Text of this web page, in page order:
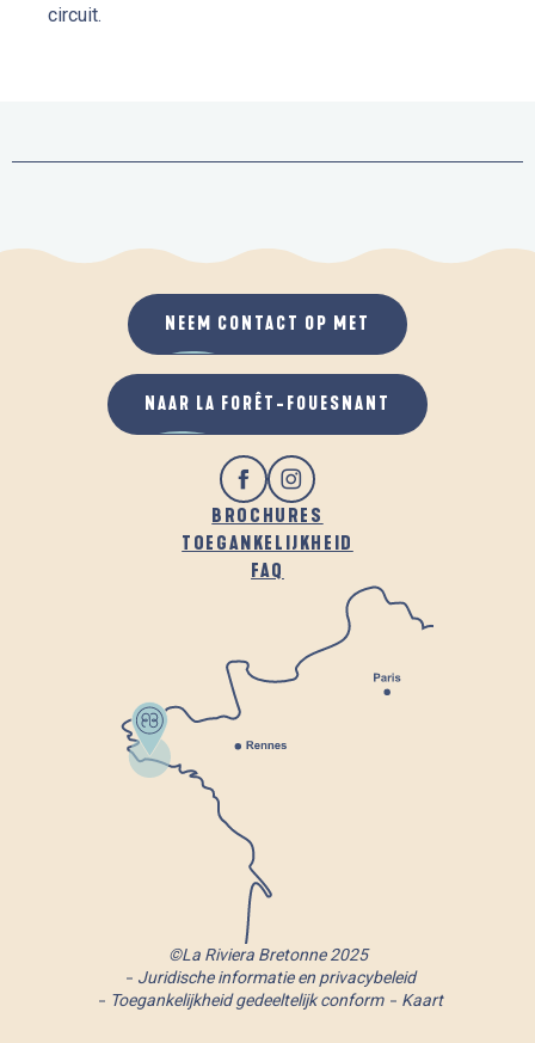
circuit.
BROCHURES
TOEGANKELIJKHEID
FAQ
NEEM CONTACT OP MET
NAAR LA FORÊT-FOUESNANT
©La Riviera Bretonne 2025
Juridische informatie en privacybeleid
Toegankelijkheid gedeeltelijk conform
Kaart